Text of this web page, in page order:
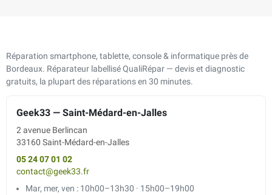
Réparation smartphone, tablette, console & informatique près de
Bordeaux. Réparateur labellisé QualiRépar — devis et diagnostic
gratuits, la plupart des réparations en 30 minutes.
Geek33 — Saint-Médard-en-Jalles
2 avenue Berlincan
33160 Saint-Médard-en-Jalles
05 24 07 01 02
contact@geek33.fr
Mar, mer, ven : 10h00–13h30 · 15h00–19h00